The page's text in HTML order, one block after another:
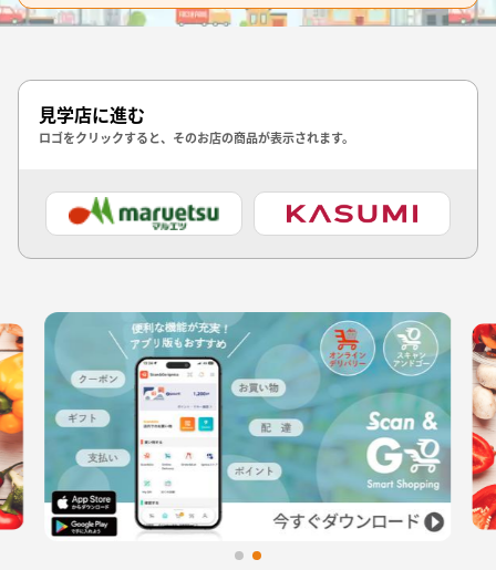
見学店に進む
ロゴをクリックすると、そのお店の商品が表示されます。